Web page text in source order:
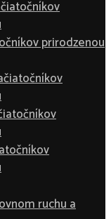
prirodzenou
ruchu a